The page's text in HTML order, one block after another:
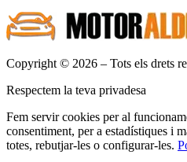
Copyright © 2026 – Tots els drets
Respectem la teva privadesa
Fem servir cookies per al
consentiment, per a estadístiques i
totes, rebutjar-les o configurar-les.